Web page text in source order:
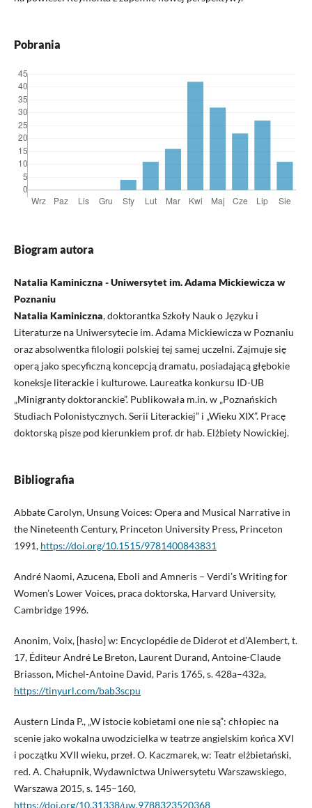
Pobrania
Biogram autora
Natalia Kaminiczna - Uniwersytet im. Adama Mickiewicza w
Poznaniu
Natalia Kaminiczna, doktorantka Szkoły Nauk o Języku i
Literaturze na Uniwersytecie im. Adama Mickiewicza w Poznaniu
oraz absolwentka filologii polskiej tej samej uczelni. Zajmuje się
operą jako specyficzną koncepcją dramatu, posiadającą głębokie
koneksje literackie i kulturowe. Laureatka konkursu ID-UB
„Minigranty doktoranckie”. Publikowała m.in. w „Poznańskich
Studiach Polonistycznych. Serii Literackiej” i „Wieku XIX”. Pracę
doktorską pisze pod kierunkiem prof. dr hab. Elżbiety Nowickiej.
Bibliografia
Abbate Carolyn, Unsung Voices: Opera and Musical Narrative in
the Nineteenth Century, Princeton University Press, Princeton
1991, https://doi.org/10.1515/9781400843831
André Naomi, Azucena, Eboli and Amneris – Verdi’s Writing for
Women’s Lower Voices, praca doktorska, Harvard University,
Cambridge 1996.
Anonim, Voix, [hasło] w: Encyclopédie de Diderot et d’Alembert, t.
17, Éditeur André Le Breton, Laurent Durand, Antoine-Claude
Briasson, Michel-Antoine David, Paris 1765, s. 428a–432a,
https://tinyurl.com/bab3scpu
Austern Linda P., „W istocie kobietami one nie są”: chłopiec na
scenie jako wokalna uwodzicielka w teatrze angielskim końca XVI
i początku XVII wieku, przeł. O. Kaczmarek, w: Teatr elżbietański,
red. A. Chałupnik, Wydawnictwa Uniwersytetu Warszawskiego,
Warszawa 2015, s. 145–160,
https://doi.org/10.31338/uw.9788323520368